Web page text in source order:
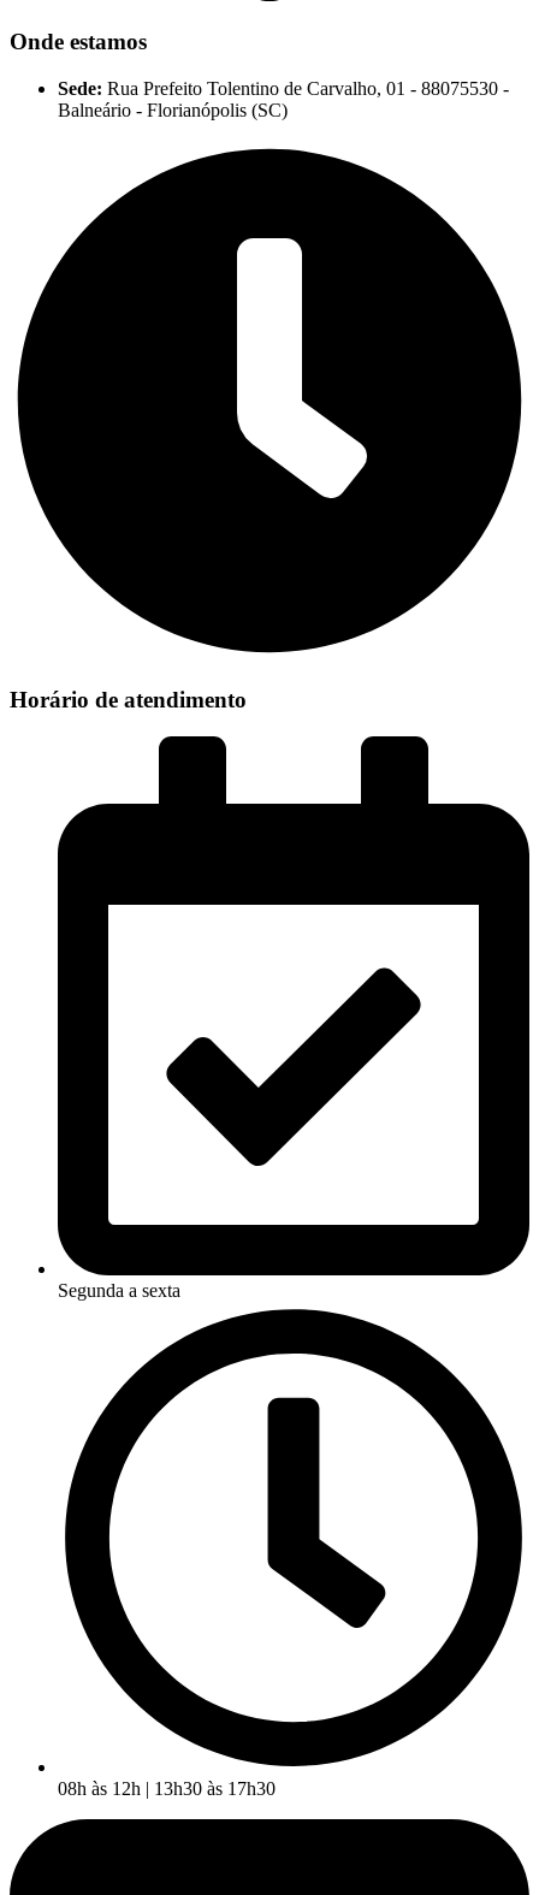
Onde estamos
Sede: Rua Prefeito Tolentino de Carvalho, 01 - 88075530 -
Balneário - Florianópolis (SC)
Horário de atendimento
Segunda a sexta
08h às 12h | 13h30 às 17h30